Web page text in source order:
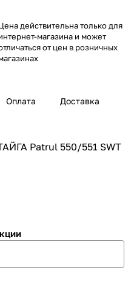
действительна только для
магазина и может
от цен в розничных
Оплата Доставка
Patrul 550/551 SWT